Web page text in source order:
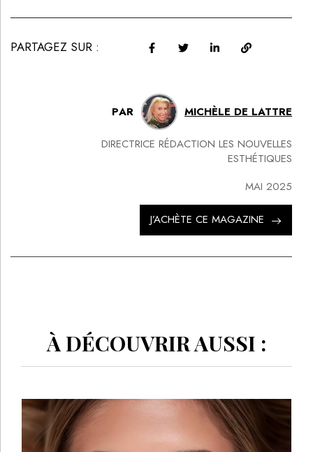
PARTAGEZ SUR :
PAR MICHÈLE DE LATTRE
DIRECTRICE RÉDACTION LES NOUVELLES
ESTHÉTIQUES
MAI 2025
J’ACHÈTE CE MAGAZINE
À DÉCOUVRIR AUSSI :